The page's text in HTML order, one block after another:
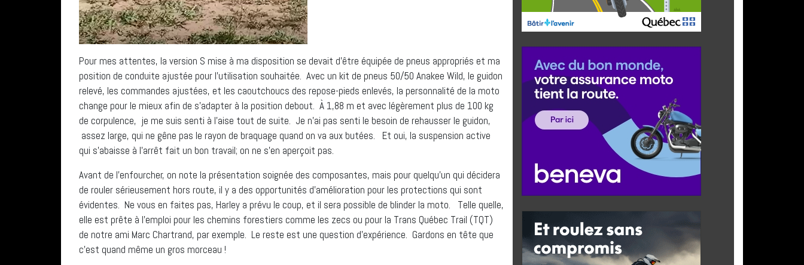
Pour mes attentes, la version S mise à ma disposition se devait d’être équipée de pneus appropriés et ma
position de conduite ajustée pour l’utilisation souhaitée. Avec un kit de pneus 50/50 Anakee Wild, le guidon
relevé, les commandes ajustées, et les caoutchoucs des repose-pieds enlevés, la personnalité de la moto
change pour le mieux afin de s’adapter à la position debout. À 1,88 m et avec légèrement plus de 100 kg
de corpulence, je me suis senti à l’aise tout de suite. Je n’ai pas senti le besoin de rehausser le guidon,
assez large, qui ne gêne pas le rayon de braquage quand on va aux butées. Et oui, la suspension active
qui s’abaisse à l’arrêt fait un bon travail; on ne s’en aperçoit pas.
Avant de l’enfourcher, on note la présentation soignée des composantes, mais pour quelqu’un qui décidera
de rouler sérieusement hors route, il y a des opportunités d’amélioration pour les protections qui sont
évidentes. Ne vous en faites pas, Harley a prévu le coup, et il sera possible de blinder la moto. Telle quelle,
elle est prête à l’emploi pour les chemins forestiers comme les zecs ou pour la Trans Québec Trail (TQT)
de notre ami Marc Chartrand, par exemple. Le reste est une question d’expérience. Gardons en tête que
c’est quand même un gros morceau !